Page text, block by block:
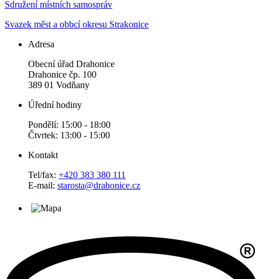
Sdružení místních samospráv
Svazek měst a obbcí okresu Strakonice
Adresa
Obecní úřad Drahonice
Drahonice čp. 100
389 01 Vodňany
Úřední hodiny
Pondělí: 15:00 - 18:00
Čtvrtek: 13:00 - 15:00
Kontakt
Tel/fax: +420 383 380 111
E-mail: starosta@drahonice.cz